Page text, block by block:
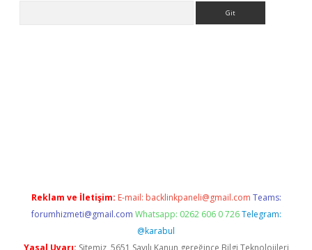
Reklam ve İletişim: E-mail: backlinkpaneli@gmail.com Teams:
forumhizmeti@gmail.com Whatsapp: 0262 606 0 726 Telegram:
@karabul
Yasal Uyarı: Sitemiz, 5651 Sayılı Kanun gereğince Bilgi Teknolojileri